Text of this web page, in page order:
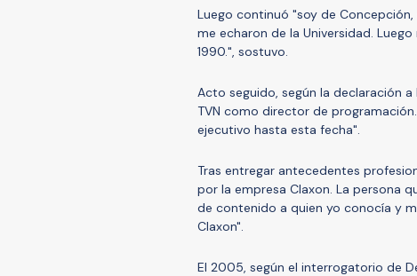
Luego continuó "soy de Concepción,
me echaron de la Universidad.
1990.", sostuvo.
Acto seguido, según la declaración
TVN como director de
ejecutivo hasta esta fecha".
Tras entregar antecedentes
por la empresa Claxon. La persona
de contenido a quien yo conocía y
Claxon".
El 2005, según el interrogatorio de